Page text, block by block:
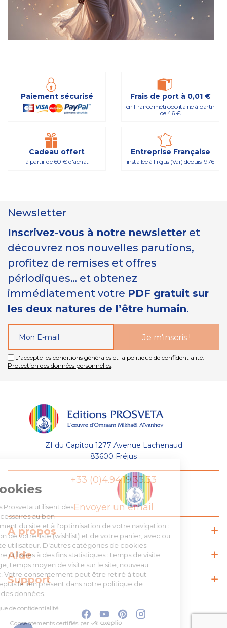
des Cookies
Les Éditions Prosveta utilisent des
cookies nécessaires au bon
fonctionnement du site et à l'optimisation de votre navigation :
conservation de votre liste (wishlist) et de votre panier, avec ou
sans compte utilisateur. D'autres catégories de cookies
peuvent être utilisées à des fins statistiques : temps de visite
sur une page, temps moyen de visite sur le site, nouveau
visiteur, etc. Votre consentement peut être retiré à tout
moment depuis le lien présent dans notre politique de
protection des données.
Lire la politique de confidentialité
Consentements certifiés par
Paiement sécurisé Frais de port à 0,01 €
en France métropolitaine à partir
de 46 €
Cadeau offert
à partir de 60 € d'achat
Entreprise Française
installée à Fréjus (Var) depuis 1976
Newsletter
Inscrivez-vous à notre newsletter et
découvrez nos nouvelles parutions,
profitez de remises et offres
périodiques… et obtenez
immédiatement votre PDF gratuit sur
les deux natures de l’être humain.
J'accepte les conditions générales et la politique de confidentialité.
Protection des données personnelles.
ZI du Capitou 1277 Avenue Lachenaud
83600 Fréjus
+33 (0)4.94.19.33.33
Envoyer un email
A propos
Aide
Support